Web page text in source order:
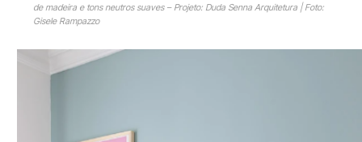
de madeira e tons neutros suaves – Projeto: Duda Senna Arquitetura | Foto:
Gisele Rampazzo